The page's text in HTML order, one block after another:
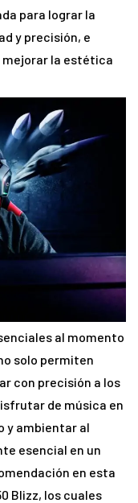
para lograr la
y precisión, e
mejorar la estética
al momento
solo permiten
con precisión a los
de música en
y ambientar al
esencial en un
en esta
Blizz, los cuales